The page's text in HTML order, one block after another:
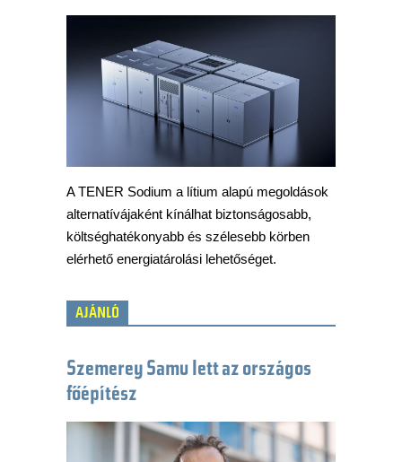
A TENER Sodium a lítium alapú megoldások
alternatívájaként kínálhat biztonságosabb,
költséghatékonyabb és szélesebb körben
elérhető energiatárolási lehetőséget.
AJÁNLÓ
Szemerey Samu lett az országos
főépítész